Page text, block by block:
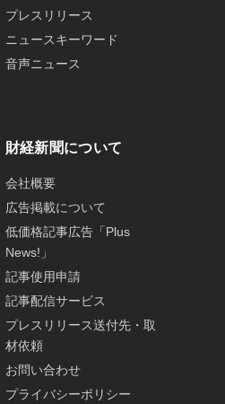
プレスリリース
ニュースキーワード
音声ニュース
財経新聞について
会社概要
広告掲載について
低価格記事広告「Plus
News!」
記事使用申請
記事配信サービス
プレスリリース送付先・取
材依頼
お問い合わせ
プライバシーポリシー